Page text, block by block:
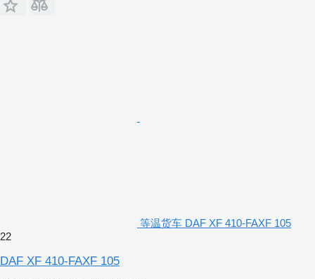
等温货车 DAF XF 410-FAXF 105
22
DAF XF 410-FAXF 105